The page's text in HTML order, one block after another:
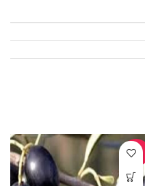
-17%